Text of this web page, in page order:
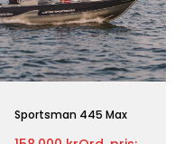
Sportsman 445 Max